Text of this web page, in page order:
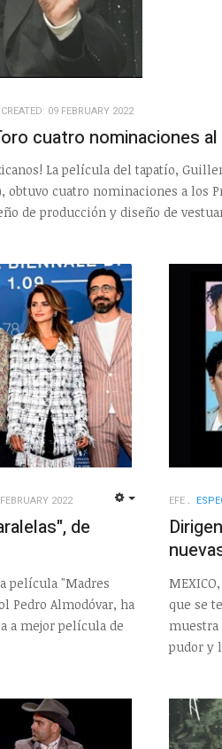
CREATED: 09 FEBRUARY 2022
cuatro nominaciones
La película del tapatío,
obtuvo cuatro nominaciones a los
de producción y diseño de
2022
de
película "Madres
Pedro Almodóvar, ha
a mejor película de
EFE
que se
muestra
pudor y